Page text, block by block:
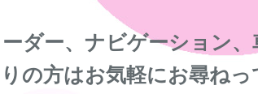
ダー、ナビゲーション、
の方はお気軽にお尋ねっ